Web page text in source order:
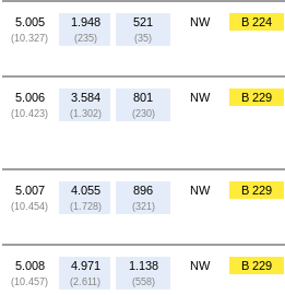
5.005
(10.327)
1.948
(235)
521
(35)
NW B 224
5.006
(10.423)
3.584
(1.302)
801
(230)
NW B 229
5.007
(10.454)
4.055
(1.728)
896
(321)
NW B 229
5.008
(10.457)
4.971
(2.611)
1.138
(558)
NW B 229